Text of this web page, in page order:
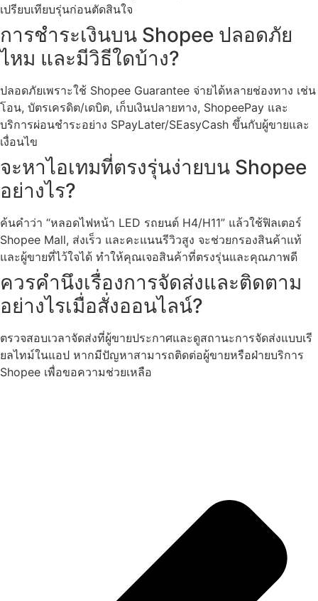
เปรียบเทียบรุ่นก่อนตัดสินใจ
การชำระเงินบน Shopee ปลอดภัย
ไหม และมีวิธีใดบ้าง?
ปลอดภัยเพราะใช้ Shopee Guarantee จ่ายได้หลายช่องทาง เช่น
โอน, บัตรเครดิต/เดบิต, เก็บเงินปลายทาง, ShopeePay และ
บริการผ่อนชำระอย่าง SPayLater/SEasyCash ขึ้นกับผู้ขายและ
เงื่อนไข
จะหาไอเทมที่ตรงรุ่นง่ายบน Shopee
อย่างไร?
ค้นคำว่า “หลอดไฟหน้า LED รถยนต์ H4/H11” แล้วใช้ฟิลเตอร์
Shopee Mall, ส่งเร็ว และคะแนนรีวิวสูง จะช่วยกรองสินค้าแท้
และผู้ขายที่ไว้ใจได้ ทำให้คุณเจอสินค้าที่ตรงรุ่นและคุณภาพดี
ควรคำนึงเรื่องการจัดส่งและติดตาม
อย่างไรเมื่อสั่งออนไลน์?
ตรวจสอบเวลาจัดส่งที่ผู้ขายประกาศและดูสถานะการจัดส่งแบบเรี
ยลไทม์ในแอป หากมีปัญหาสามารถติดต่อผู้ขายหรือฝ่ายบริการ
Shopee เพื่อขอความช่วยเหลือ